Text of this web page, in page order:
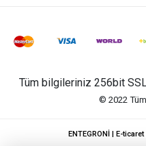
Tüm bilgileriniz 256bit
© 2022
ENTEGRONİ | E-